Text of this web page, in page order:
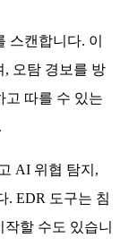
스캔합니다. 이
, 오탐 경보를 방
고 따를 수 있는
AI 위협 탐지,
. EDR 도구는 침
할 수도 있습니